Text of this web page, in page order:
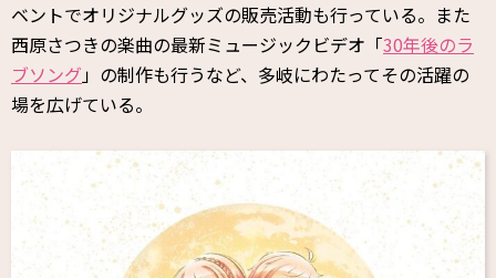
ベントでオリジナルグッズの販売活動も行っている。また
西原さつきの楽曲の最新ミュージックビデオ「30年後のラ
ブソング」の制作も行うなど、多岐にわたってその活躍の
場を広げている。